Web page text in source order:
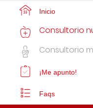
Inicio
Consultorio
Consultorio
¡Me apunto!
Faqs